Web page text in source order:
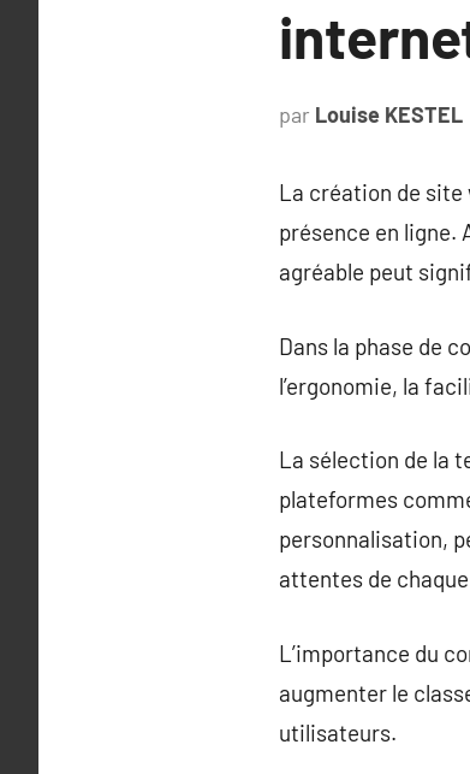
par Louise KESTEL
La création de site
présence en ligne.
agréable peut
Dans la phase de
l’ergonomie, la
La sélection de la
plateformes
personnalisation,
attentes de
L’importance du
augmenter le
utilisateurs.